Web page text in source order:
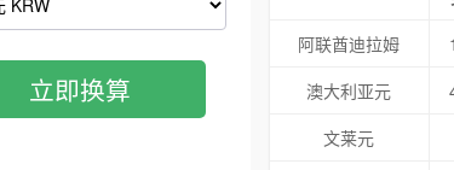
立即换算
阿联酋迪拉姆
澳大利亚元
文莱元